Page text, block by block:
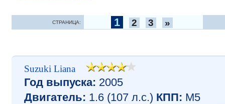
СТРАНИЦА: 1 2 3 »
Suzuki Liana
Год выпуска: 2005
Двигатель: 1.6 (107 л.с.) КПП: M5